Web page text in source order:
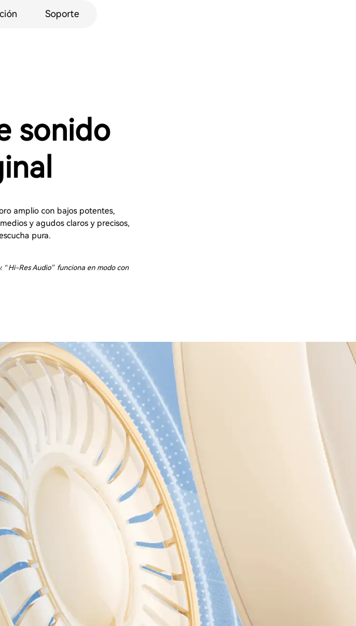
Soporte
sonido
amplio con bajos potentes,
y agudos claros y precisos,
pura.
“Hi-Res Audio” funciona en modo con